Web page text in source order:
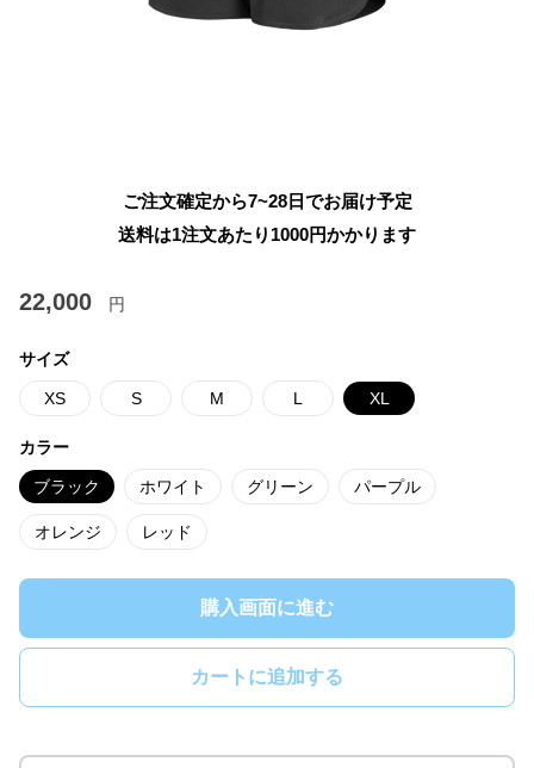
ご注文確定から7~28日でお届け予定
送料は1注文あたり 1000円かかります
22,000 円
サイズ
XS S M L XL
カラー
ブラック ホワイト グリーン パープル
オレンジ レッド
購入画面に進む
カートに追加する